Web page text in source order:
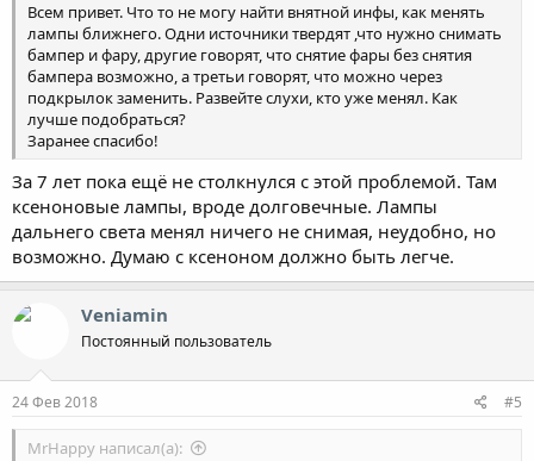
Всем привет. Что то не могу найти внятной инфы, как менять
лампы ближнего. Одни источники твердят ,что нужно снимать
бампер и фару, другие говорят, что снятие фары без снятия
бампера возможно, а третьи говорят, что можно через
подкрылок заменить. Развейте слухи, кто уже менял. Как
лучше подобраться?
Заранее спасибо!
За 7 лет пока ещё не столкнулся с этой проблемой. Там
ксеноновые лампы, вроде долговечные. Лампы
дальнего света менял ничего не снимая, неудобно, но
возможно. Думаю с ксеноном должно быть легче.
Veniamin
Постоянный пользователь
24 Фев 2018 #5
MrHappy написал(а):